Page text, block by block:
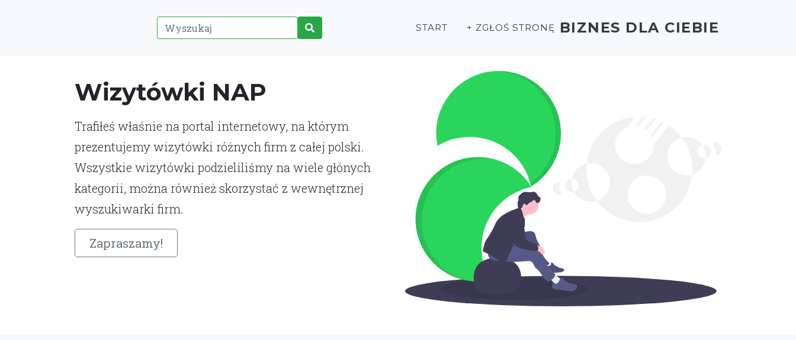
Wizytówki NAP
Trafiłeś właśnie na portal internetowy, na którym
prezentujemy wizytówki różnych firm z całej polski.
Wszystkie wizytówki podzieliliśmy na wiele głónych
kategorii, można również skorzystać z wewnętrznej
wyszukiwarki firm.
Zapraszamy!
START + ZGŁOŚ STRONĘ BIZNES DLA CIEBIE